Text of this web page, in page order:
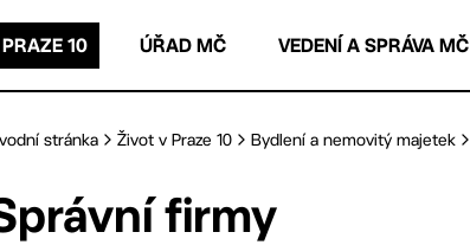
10 ÚŘAD MČ VEDENÍ A SPRÁVA MČ
stránka Život v Praze 10 Bydlení a nemovitý majetek
firmy